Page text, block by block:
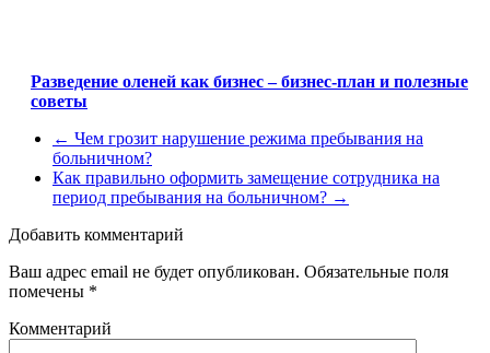
Разведение оленей как бизнес – бизнес-план и полезные
советы
← Чем грозит нарушение режима пребывания на
больничном?
Как правильно оформить замещение сотрудника на
период пребывания на больничном? →
Добавить комментарий
Ваш адрес email не будет опубликован. Обязательные поля
помечены *
Комментарий